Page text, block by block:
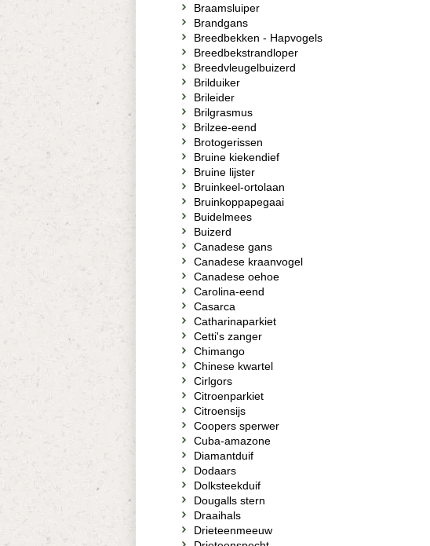
Braamsluiper
Brandgans
Breedbekken - Hapvogels
Breedbekstrandloper
Breedvleugelbuizerd
Brilduiker
Brileider
Brilgrasmus
Brilzee-eend
Brotogerissen
Bruine kiekendief
Bruine lijster
Bruinkeel-ortolaan
Bruinkoppapegaai
Buidelmees
Buizerd
Canadese gans
Canadese kraanvogel
Canadese oehoe
Carolina-eend
Casarca
Catharinaparkiet
Cetti's zanger
Chimango
Chinese kwartel
Cirlgors
Citroenparkiet
Citroensijs
Coopers sperwer
Cuba-amazone
Diamantduif
Dodaars
Dolksteekduif
Dougalls stern
Draaihals
Drieteenmeeuw